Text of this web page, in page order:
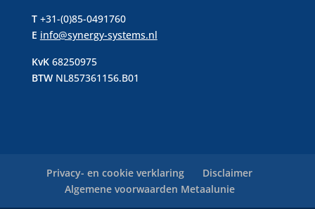
T+31-(0)85-0491760
E info@synergy-systems.nl
KvK 68250975
BTW NL857361156.B01
Privacy- en cookie verklaring
Disclaimer
Algemene voorwaarden Metaalunie